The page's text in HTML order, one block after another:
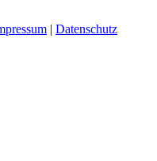
| Datenschutz